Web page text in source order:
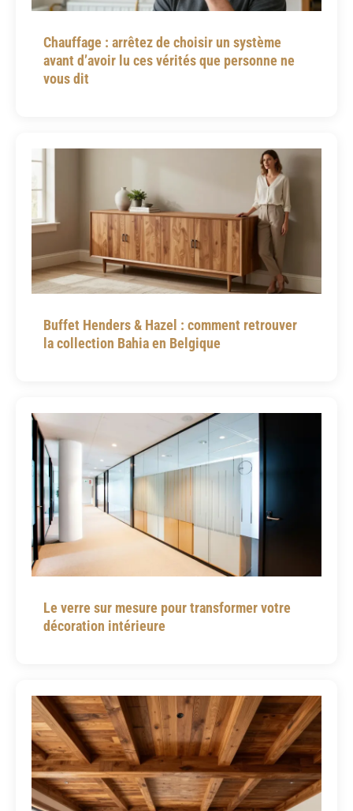
Chauffage : arrêtez de choisir un système
avant d’avoir lu ces vérités que personne ne
vous dit
Buffet Henders & Hazel : comment retrouver
la collection Bahia en Belgique
Le verre sur mesure pour transformer votre
décoration intérieure